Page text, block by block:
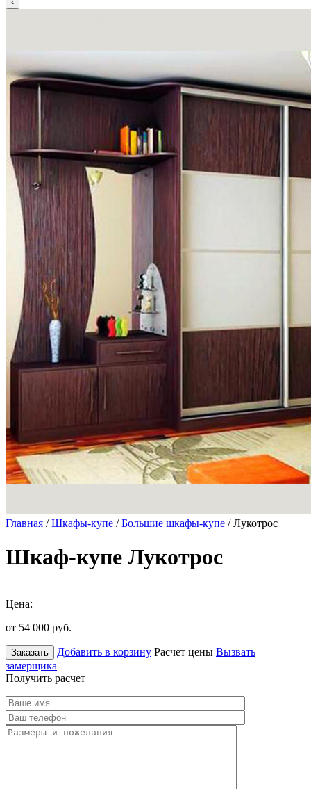
Главная /Шкафы-купе /Большие шкафы-купе / Лукотрос
Шкаф-купе Лукотрос
Цена:
от 54 000 руб.
Заказать Добавить в корзину Расчет цены Вызвать
замерщика
Получить расчет